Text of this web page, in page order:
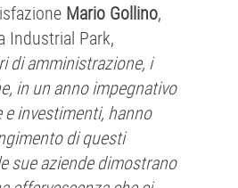
Mario Gollino,
Industrial Park,
di amministrazione, i
in un anno impegnativo
investimenti, hanno
di questi
sue aziende dimostrano